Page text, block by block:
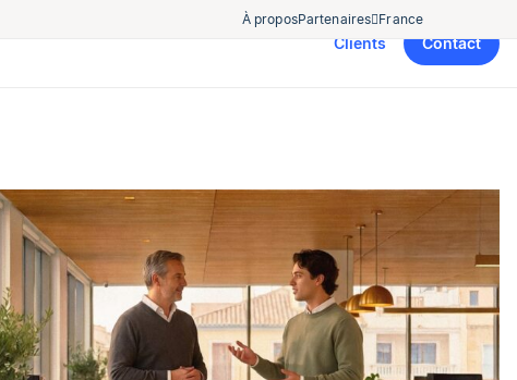
À proposPartenaires France
Clients Contact